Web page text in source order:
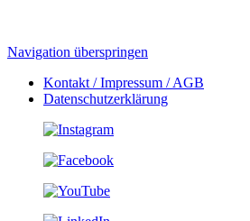
Navigation überspringen
Kontakt / Impressum / AGB
Datenschutzerklärung